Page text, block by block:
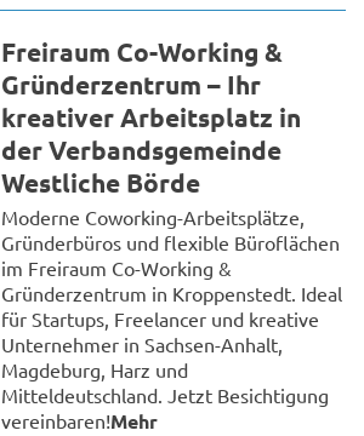
Freiraum Co-Working &
Gründerzentrum – Ihr
kreativer Arbeitsplatz in
der Verbandsgemeinde
Westliche Börde
Moderne Coworking-Arbeitsplätze,
Gründerbüros und flexible Büroflächen
im Freiraum Co-Working &
Gründerzentrum in Kroppenstedt. Ideal
für Startups, Freelancer und kreative
Unternehmer in Sachsen-Anhalt,
Magdeburg, Harz und
Mitteldeutschland. Jetzt Besichtigung
vereinbaren!Mehr